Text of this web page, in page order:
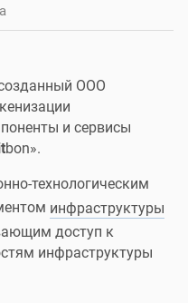
ООО
и сервисы
bon».
технологическим
инфраструктуры
доступ к
инфраструктуры